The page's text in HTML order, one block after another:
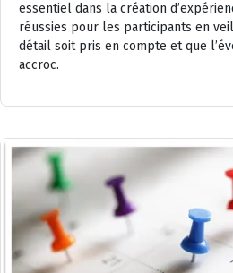
essentiel dans la création
réussies pour les participants en
détail soit pris en compte et que
accroc.